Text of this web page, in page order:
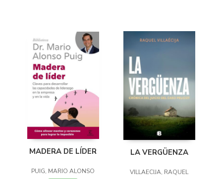
MADERA DE LÍDER
PUIG, MARIO ALONSO
LA VERGÜENZA
VILLAECIJA, RAQUEL